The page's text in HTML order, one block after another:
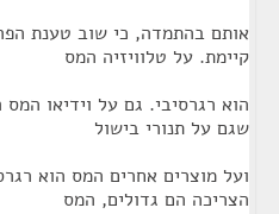
אותם בהתמדה, כי שוב טענת
קיימת. על טלוויזיה המס
הוא רגרסיבי. גם על וידיאו המס
שגם על תנורי בישול
ועל מוצרים אחרים המס הוא
הצריכה הם גדולים, המס